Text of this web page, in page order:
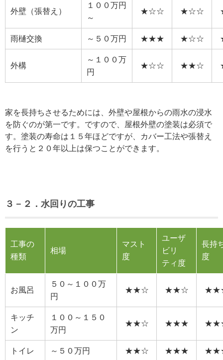
外壁（張替え）
１００万円
～
★☆☆ ★☆☆
雨樋交換 ～５０万円 ★★★ ★☆☆
外構
～１００万
円
★☆☆ ★★☆
家を長持ちさせるためには、外壁や屋根からの雨水の浸水
を防ぐのが第一です。ですので、屋根外壁の塗装は必須で
す。塗装の寿命は１５年ほどですが、カバー工法や張替え
を行うと２０年以上は保つことができます。
３－２．水回りの工事
工事の
種類
相場
マスト
度
ユーザ
ビリ
ティ度
長持
度
お風呂
５０～１００万
円
★★☆ ★★☆
キッチ
ン
１００～１５０
万円
★★☆ ★★★
トイレ ～５０万円 ★★☆ ★★★